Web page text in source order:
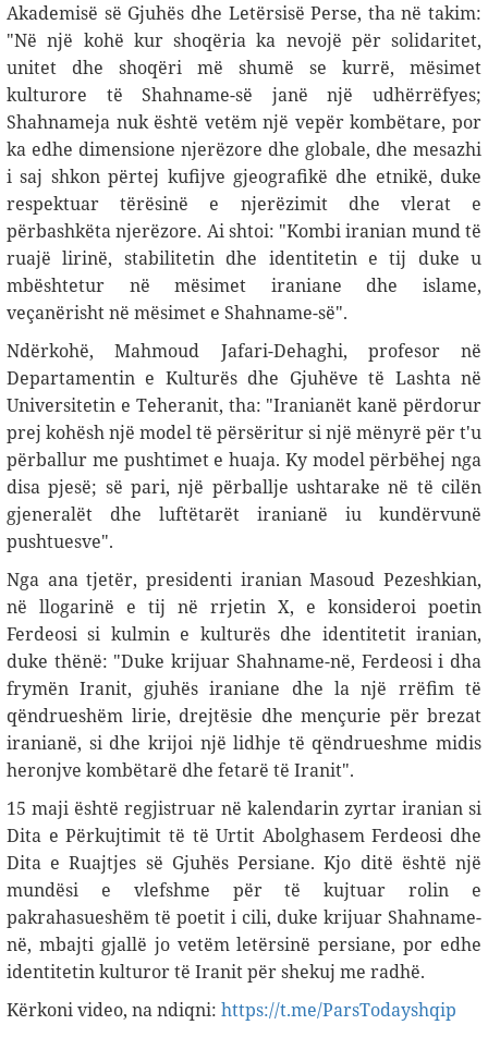
Akademisë së Gjuhës dhe Letërsisë Perse, tha në takim:
"Në një kohë kur shoqëria ka nevojë për solidaritet,
unitet dhe shoqëri më shumë se kurrë, mësimet
kulturore të Shahname-së janë një udhërrëfyes;
Shahnameja nuk është vetëm një vepër kombëtare, por
ka edhe dimensione njerëzore dhe globale, dhe mesazhi
i saj shkon përtej kufijve gjeografikë dhe etnikë, duke
respektuar tërësinë e njerëzimit dhe vlerat e
përbashkëta njerëzore. Ai shtoi: "Kombi iranian mund të
ruajë lirinë, stabilitetin dhe identitetin e tij duke u
mbështetur në mësimet iraniane dhe islame,
veçanërisht në mësimet e Shahname-së."
Ndërkohë, Mahmoud Jafari-Dehaghi, profesor në
Departamentin e Kulturës dhe Gjuhëve të Lashta në
Universitetin e Teheranit, tha: "Iranianët kanë përdorur
prej kohësh një model të përsëritur si një mënyrë për t'u
përballur me pushtimet e huaja. Ky model përbëhej nga
disa pjesë; së pari, një përballje ushtarake në të cilën
gjeneralët dhe luftëtarët iranianë iu kundërvunë
pushtuesve."
Nga ana tjetër, presidenti iranian Masoud Pezeshkian,
në llogarinë e tij në rrjetin X, e konsideroi poetin
Ferdeosi si kulmin e kulturës dhe identitetit iranian,
duke thënë: "Duke krijuar Shahname-në, Ferdeosi i dha
frymën Iranit, gjuhës iraniane dhe la një rrëfim të
qëndrueshëm lirie, drejtësie dhe mençurie për brezat
iranianë, si dhe krijoi një lidhje të qëndrueshme midis
heronjve kombëtarë dhe fetarë të Iranit."
15 maji është regjistruar në kalendarin zyrtar iranian si
Dita e Përkujtimit të të Urtit Abolghasem Ferdeosi dhe
Dita e Ruajtjes së Gjuhës Persiane. Kjo ditë është një
mundësi e vlefshme për të kujtuar rolin e
pakrahasueshëm të poetit i cili, duke krijuar Shahname-
në, mbajti gjallë jo vetëm letërsinë persiane, por edhe
identitetin kulturor të Iranit për shekuj me radhë.
Kërkoni video, na ndiqni: https://t.me/ParsTodayshqip